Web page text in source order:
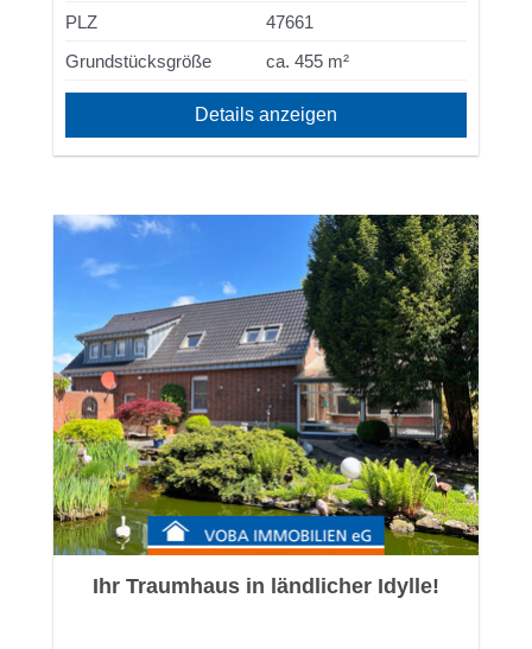
PLZ
47661
Grundstücksgröße
ca. 455 m²
Details anzeigen
Ihr Traumhaus in ländlicher Idylle!